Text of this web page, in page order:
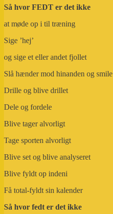
Så hvor FEDT er det ikke
at møde op i til træning
Sige ’hej’
og sige et eller andet fjollet
Slå hænder mod hinanden og smile
Drille og blive drillet
Dele og fordele
Blive tager alvorligt
Tage sporten alvorligt
Blive set og blive analyseret
Blive fyldt op indeni
Få total-fyldt sin kalender
Så hvor fedt er det ikke